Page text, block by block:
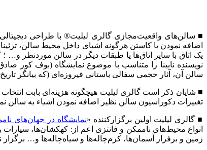
■ سالن‌های واقعیت‌مجازی گالری لیلیت® با طراحی
اضافه نمودن یا کاستن هرگونه اشیای داخل محیط سالن،
یک اتاق با سایر اتاق‌ها یا طبقات دیگر در سالن موردنظر و…
نویسنده نابینا را متناسب با موضوع نمایشگاه (بوف کور
سالن آن، آثار حجمی سفالی باستانی فیروزه‌ای (که بیانگر
■ شایان ذکر است گالری لیلیت هیچگونه هزینه‌ای بابت
تغییرات دکوراسیون سالن نظیر اضافه نمودن اشیاء به سالن
■ گالری لیلیت اولین برگزارکننده «نمایشگاه در جهان‌های
انواع محیط‌های ناممکن و فانتزی اعم از: کهکشان‌ها،
زمین و برفراز آسمان‌ها، کرم‌چاله‌ها و سیاه‌چاله‌ها و… برگزار